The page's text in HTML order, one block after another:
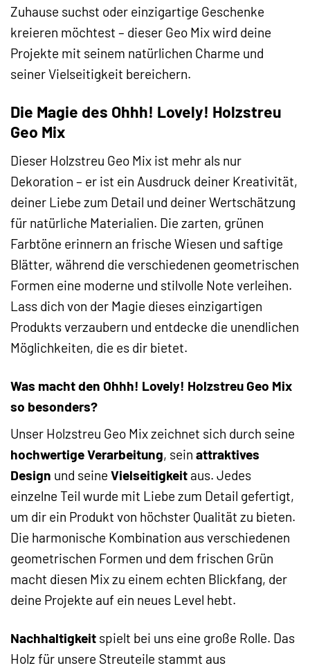
Zuhause suchst oder einzigartige Geschenke
kreieren möchtest – dieser Geo Mix wird deine
Projekte mit seinem natürlichen Charme und
seiner Vielseitigkeit bereichern.
Die Magie des Ohhh! Lovely! Holzstreu
Geo Mix
Dieser Holzstreu Geo Mix ist mehr als nur
Dekoration – er ist ein Ausdruck deiner Kreativität,
deiner Liebe zum Detail und deiner Wertschätzung
für natürliche Materialien. Die zarten, grünen
Farbtöne erinnern an frische Wiesen und saftige
Blätter, während die verschiedenen geometrischen
Formen eine moderne und stilvolle Note verleihen.
Lass dich von der Magie dieses einzigartigen
Produkts verzaubern und entdecke die unendlichen
Möglichkeiten, die es dir bietet.
Was macht den Ohhh! Lovely! Holzstreu Geo Mix
so besonders?
Unser Holzstreu Geo Mix zeichnet sich durch seine
hochwertige Verarbeitung, sein attraktives
Design und seine Vielseitigkeit aus. Jedes
einzelne Teil wurde mit Liebe zum Detail gefertigt,
um dir ein Produkt von höchster Qualität zu bieten.
Die harmonische Kombination aus verschiedenen
geometrischen Formen und dem frischen Grün
macht diesen Mix zu einem echten Blickfang, der
deine Projekte auf ein neues Level hebt.
Nachhaltigkeit spielt bei uns eine große Rolle. Das
Holz für unsere Streuteile stammt aus